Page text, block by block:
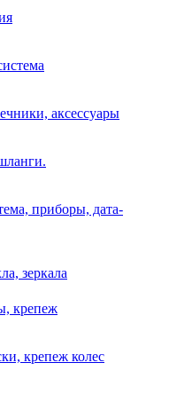
аксессуары
приборы, дата-
зеркала
крепеж
крепеж колес